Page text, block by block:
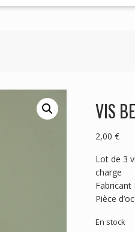
VIS
2,00 €
Lot de 3
charge
Fabricant
Pièce
En stock